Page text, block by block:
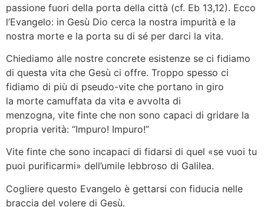
passione fuori della porta della città (cf. Eb 13,12). Ecco
l’Evangelo: in Gesù Dio cerca la nostra impurità e la
nostra morte e la porta su di sé per darci la vita.
Chiediamo alle nostre concrete esistenze se ci fidiamo
di questa vita che Gesù ci offre. Troppo spesso ci
fidiamo di più di pseudo-vite che portano in giro
la morte camuffata da vita e avvolta di
menzogna, vite finte che non sono capaci di gridare la
propria verità: “Impuro! Impuro!”
Vite finte che sono incapaci di fidarsi di quel «se vuoi tu
puoi purificarmi» dell’umile lebbroso di Galilea.
Cogliere questo Evangelo è gettarsi con fiducia nelle
braccia del volere di Gesù.